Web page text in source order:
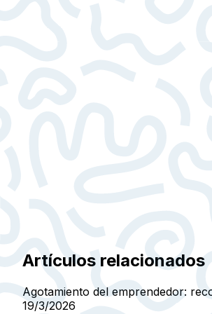
Artículos relacionados
Agotamiento del emprendedor:
19/3/2026